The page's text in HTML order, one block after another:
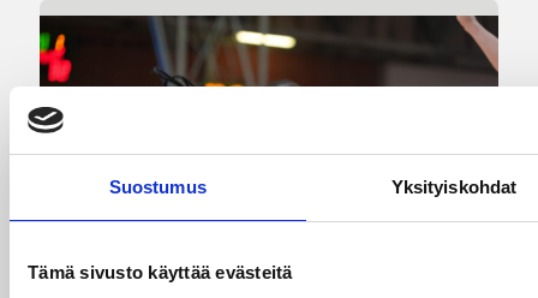
Suostumus Yksityiskohdat
Tämä sivusto käyttää evästeitä